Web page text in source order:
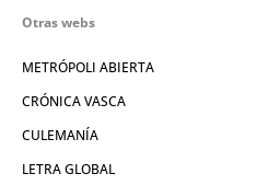
Otras webs
METRÓPOLI ABIERTA
CRÓNICA VASCA
CULEMANÍA
LETRA GLOBAL